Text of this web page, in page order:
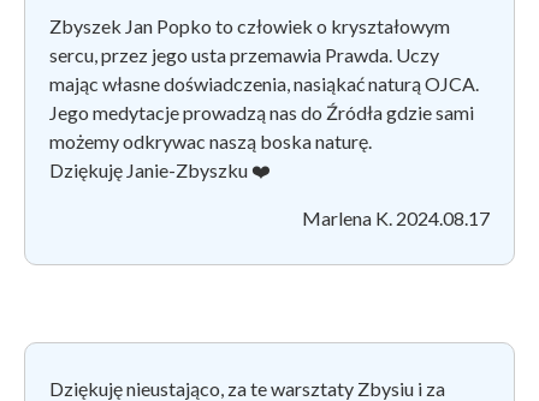
Zbyszek Jan Popko to człowiek o kryształowym
sercu, przez jego usta przemawia Prawda. Uczy
mając własne doświadczenia, nasiąkać naturą OJCA.
Jego medytacje prowadzą nas do Źródła gdzie sami
możemy odkrywac naszą boska naturę.
Dziękuję Janie-Zbyszku ❤️
Marlena K. 2024.08.17
Dziękuję nieustająco, za te warsztaty Zbysiu i za